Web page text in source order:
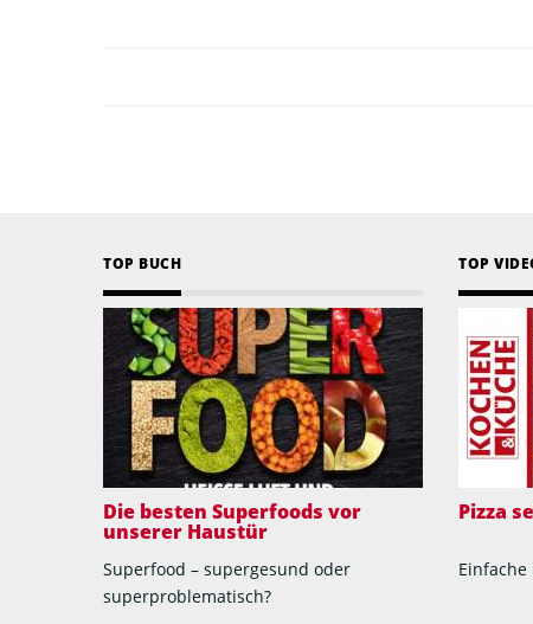
TOP BUCH
Die besten Superfoods vor
unserer Haustür
Superfood – supergesund oder
superproblematisch?
TOP
Pizza
Einfache